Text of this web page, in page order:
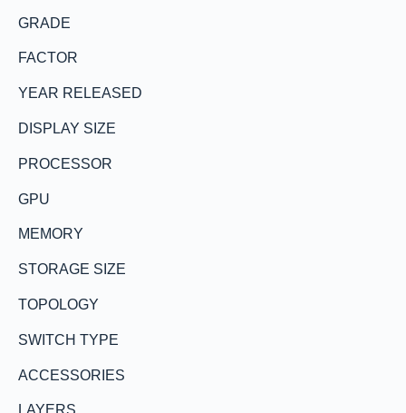
GRADE
FACTOR
YEAR RELEASED
DISPLAY SIZE
PROCESSOR
GPU
MEMORY
STORAGE SIZE
TOPOLOGY
SWITCH TYPE
ACCESSORIES